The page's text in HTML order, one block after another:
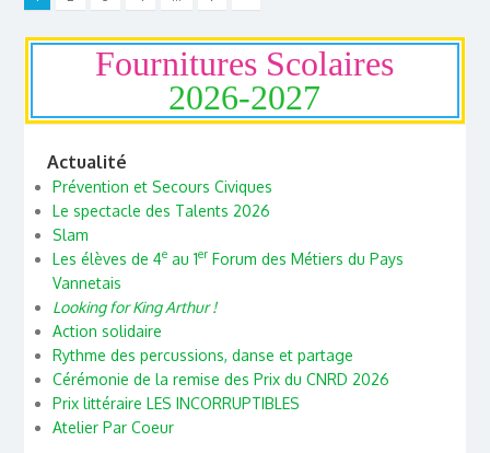
Fournitures Scolaires
2026-2027
Actualité
Prévention et Secours Civiques
Le spectacle des Talents 2026
Slam
Les élèves de 4eau 1erForum des Métiers du Pays
Vannetais
Looking for King Arthur !
Action solidaire
Rythme des percussions, danse et partage
Cérémonie de la remise des Prix du CNRD 2026
Prix littéraire LES INCORRUPTIBLES
Atelier Par Coeur